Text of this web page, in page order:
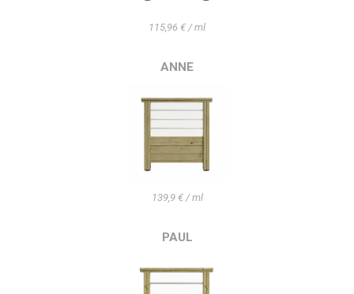
115,96 € / ml
ANNE
139,9 € / ml
PAUL